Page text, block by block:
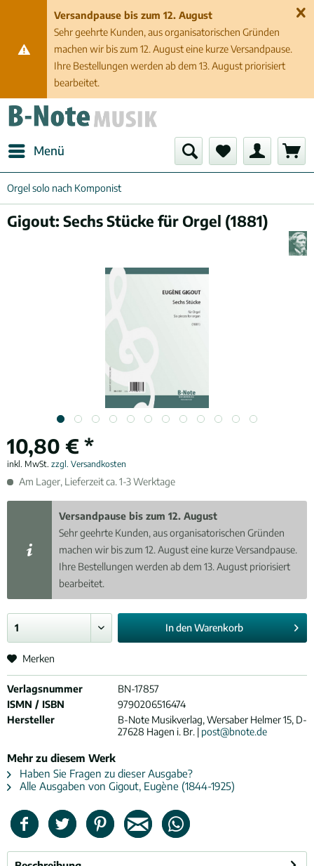
Versandpause bis zum 12. August
Sehr geehrte Kunden, aus organisatorischen Gründen
machen wir bis zum 12. August eine kurze Versandpause.
Ihre Bestellungen werden ab dem 13. August priorisiert
bearbeitet.
Menü
Orgel solo nach Komponist
Gigout: Sechs Stücke für Orgel (1881)
10,80 € *
inkl. MwSt. zzgl. Versandkosten
Am Lager, Lieferzeit ca. 1-3 Werktage
Versandpause bis zum 12. August
Sehr geehrte Kunden, aus organisatorischen Gründen
machen wir bis zum 12. August eine kurze Versandpause.
Ihre Bestellungen werden ab dem 13. August priorisiert
bearbeitet.
In denWarenkorb
Merken
Verlagsnummer
BN-17857
ISMN / ISBN
9790206516474
Hersteller
B-Note Musikverlag, Wersaber Helmer 15, D-
27628 Hagen i. Br. | post@bnote.de
Mehr zu diesem Werk
Haben Sie Fragen zu dieser Ausgabe?
Alle Ausgaben von Gigout, Eugène (1844-1925)